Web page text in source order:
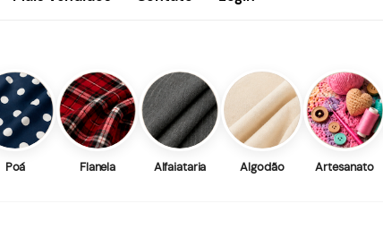
Poá Flanela Alfaiataria Algodão Artesanato